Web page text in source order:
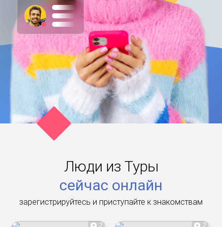
Люди из Туры
сейчас онлайн
зарегистрируйтесь и приступайте к знакомствам
2 2